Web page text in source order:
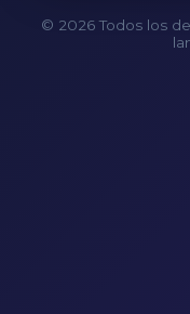
© 2026 Todos los